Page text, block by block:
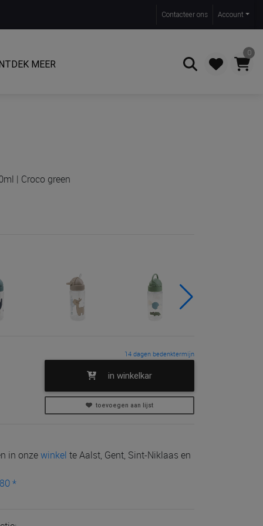
Contacteer ons Account
MEER
0
| Croco green
14 dagen bedenktermijn
in winkelkar
toevoegen aan lijst
in onzewinkel te Aalst, Gent, Sint-Niklaas en
*